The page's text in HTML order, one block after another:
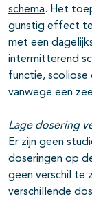
schema. Het
gunstig effect
met een
intermitterend
functie, scoliose
vanwege een
Lage dosering
Er zijn geen
doseringen op
geen verschil te
verschillende